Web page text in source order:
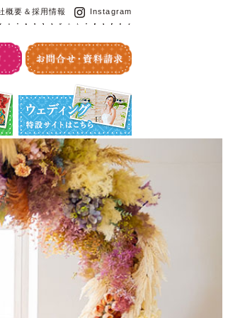
概要＆採用情報 Instagram
ト ウエディング特設サイト